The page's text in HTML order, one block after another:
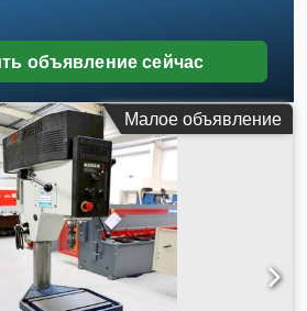
объявление сейчас
Малое объявление